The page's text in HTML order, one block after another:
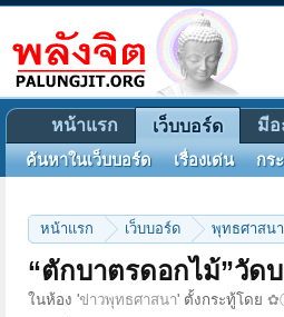
หน้าแรก เว็บบอร์ด พุทธศาสนา
“ตักบาตรดอกไม้”วัด
ในห้อง 'ข่าวพุทธศาสนา' ตั้งกระทู้โดย
หน้าแรก เว็บบอร์ด
ค้นหาในเว็บบอร์ด เรื่องเด่น กร
มีอ